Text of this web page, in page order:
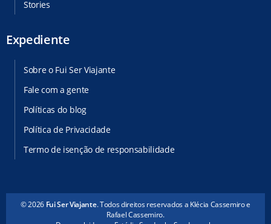
Stories
Expediente
Sobre o Fui Ser Viajante
Fale com a gente
Políticas do blog
Política de Privacidade
Termo de isenção de responsabilidade
© 2026 Fui Ser Viajante. Todos direitos reservados a Klécia Cassemiro e
Rafael Cassemiro.